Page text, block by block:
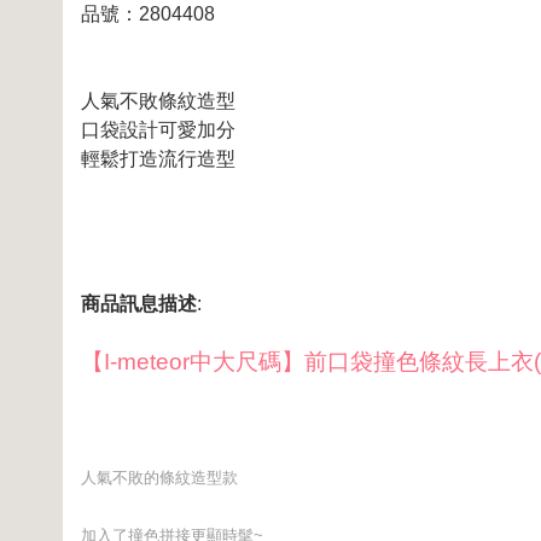
品號：2804408
人氣不敗條紋造型
口袋設計可愛加分
輕鬆打造流行造型
商品訊息描述:
【I-meteor中大尺碼】前口袋撞色條紋長上衣
人氣不敗的條紋造型款
加入了撞色拼接更顯時髦~